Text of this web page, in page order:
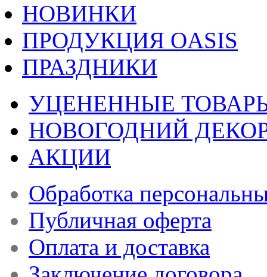
НОВИНКИ
ПРОДУКЦИЯ OASIS
ПРАЗДНИКИ
УЦЕНЕННЫЕ
НОВОГОДНИЙ
АКЦИИ
Обработка
Публичная оферта
Оплата и доставка